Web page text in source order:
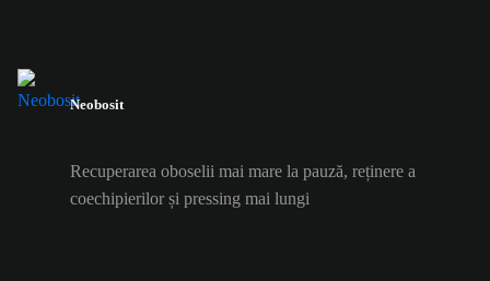
Neobosit
Recuperarea oboselii mai mare la pauză, reținere a
coechipierilor și pressing mai lungi